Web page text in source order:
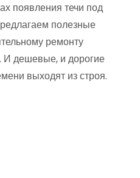
появления течи под
полезные
ремонту
И дешевые, и дорогие
выходят из строя.